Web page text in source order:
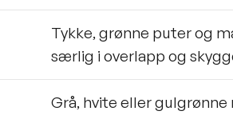
Tykke, grønne puter og
særlig i overlapp og
Grå, hvite eller